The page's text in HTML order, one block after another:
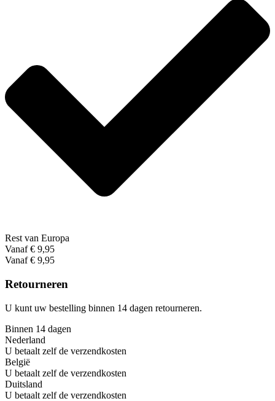
Rest van Europa
Vanaf € 9,95
Vanaf € 9,95
Retourneren
U kunt uw bestelling binnen 14 dagen retourneren.
Binnen 14 dagen
Nederland
U betaalt zelf de verzendkosten
België
U betaalt zelf de verzendkosten
Duitsland
U betaalt zelf de verzendkosten